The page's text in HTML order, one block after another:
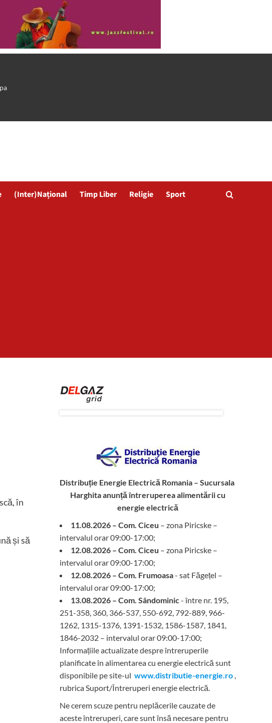
(Inter)Național Timp Liber Religie Sport
în
și să
Distribuție Energie Electrică Romania – Sucursala
Harghitaanunță întreruperea alimentării cu
energie electrică
11.08.2026 – Com. Ciceu – zona Piricske –
intervalul orar 09:00-17:00;
12.08.2026 – Com. Ciceu – zona Piricske –
intervalul orar 09:00-17:00;
12.08.2026 – Com. Frumoasa- sat Făgețel –
intervalul orar 09:00-17:00;
13.08.2026 – Com. Sândominic- între nr. 195,
251-358, 360, 366-537, 550-692, 792-889, 966-
1262, 1315-1376, 1391-1532, 1586-1587, 1841,
1846-2032 – intervalul orar 09:00-17:00;
Informațiile actualizate despre întreruperile
planificate în alimentarea cu energie electrică sunt
disponibile pe site-ul www.distributie-energie.ro ,
rubrica Suport/Întreruperi energie electrică.
Ne cerem scuze pentru neplăcerile cauzate de
aceste întreruperi, care sunt însă necesare pentru